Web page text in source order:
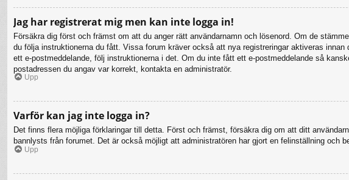
Jag har registrerat mig men kan inte logga in!
Försäkra dig först och främst om att du anger rätt användarnamn och lösenord. Om de
du följa instruktionerna du fått. Vissa forum kräver också att nya registreringar aktiveras
ett e-postmeddelande, följ instruktionerna i det. Om du inte fått ett e-postmeddelande så
postadressen du angav var korrekt, kontakta en administratör.
Upp
Varför kan jag inte logga in?
Det finns flera möjliga förklaringar till detta. Först och främst, försäkra dig om att ditt
bannlysts från forumet. Det är också möjligt att administratören har gjort en felinställning och
Upp